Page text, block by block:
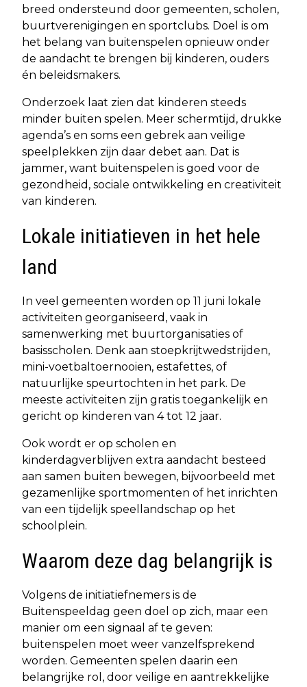
breed ondersteund door gemeenten, scholen,
buurtverenigingen en sportclubs. Doel is om
het belang van buitenspelen opnieuw onder
de aandacht te brengen bij kinderen, ouders
én beleidsmakers.
Onderzoek laat zien dat kinderen steeds
minder buiten spelen. Meer schermtijd, drukke
agenda’s en soms een gebrek aan veilige
speelplekken zijn daar debet aan. Dat is
jammer, want buitenspelen is goed voor de
gezondheid, sociale ontwikkeling en creativiteit
van kinderen.
Lokale initiatieven in het hele
land
In veel gemeenten worden op 11 juni lokale
activiteiten georganiseerd, vaak in
samenwerking met buurtorganisaties of
basisscholen. Denk aan stoepkrijtwedstrijden,
mini-voetbaltoernooien, estafettes, of
natuurlijke speurtochten in het park. De
meeste activiteiten zijn gratis toegankelijk en
gericht op kinderen van 4 tot 12 jaar.
Ook wordt er op scholen en
kinderdagverblijven extra aandacht besteed
aan samen buiten bewegen, bijvoorbeeld met
gezamenlijke sportmomenten of het inrichten
van een tijdelijk speellandschap op het
schoolplein.
Waarom deze dag belangrijk is
Volgens de initiatiefnemers is de
Buitenspeeldag geen doel op zich, maar een
manier om een signaal af te geven:
buitenspelen moet weer vanzelfsprekend
worden. Gemeenten spelen daarin een
belangrijke rol, door veilige en aantrekkelijke